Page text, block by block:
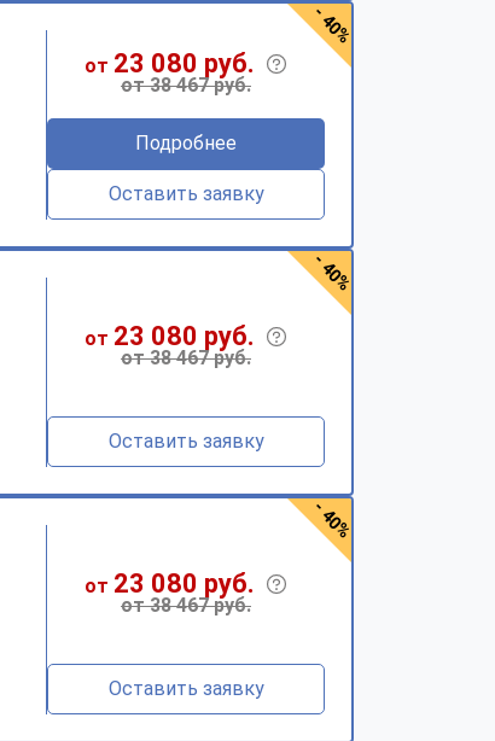
от 23 080 руб.
от 38 467 руб.
Подробнее
Оставить заявку
- 40%
от 23 080 руб.
от 38 467 руб.
Оставить заявку
- 40%
от 23 080 руб.
от 38 467 руб.
Оставить заявку
- 40%